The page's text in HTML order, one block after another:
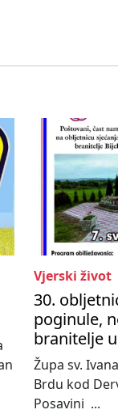
Vjerski život
30.
poginule,
branitelje
Župa sv.
Brdu kod
Posavini ...